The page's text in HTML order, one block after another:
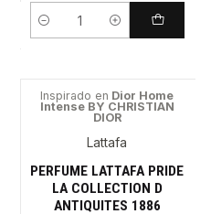
Cantidad
Inspirado en Dior Home
Intense BY CHRISTIAN
DIOR
Lattafa
PERFUME LATTAFA PRIDE
LA COLLECTION D
ANTIQUITES 1886